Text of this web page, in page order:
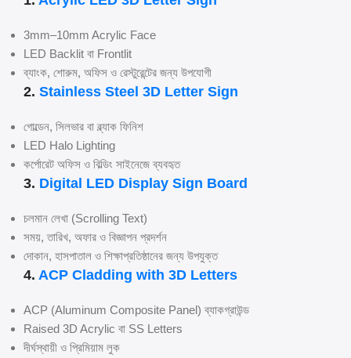
3mm–10mm Acrylic Face
LED Backlit বা Frontlit
ব্যাংক, শোরুম, অফিস ও রেস্টুরেন্টের জন্য উপযোগী
2. Stainless Steel 3D Letter Sign
গোল্ডেন, সিলভার বা ব্ল্যাক ফিনিশ
LED Halo Lighting
কর্পোরেট অফিস ও বিল্ডিং সাইনেজে ব্যবহৃত
3. Digital LED Display Sign Board
চলমান লেখা (Scrolling Text)
সময়, তারিখ, অফার ও বিজ্ঞাপন প্রদর্শন
দোকান, হাসপাতাল ও শিক্ষাপ্রতিষ্ঠানের জন্য উপযুক্ত
4. ACP Cladding with 3D Letters
ACP (Aluminum Composite Panel) ব্যাকগ্রাউন্ড
Raised 3D Acrylic বা SS Letters
দীর্ঘস্থায়ী ও প্রিমিয়াম লুক